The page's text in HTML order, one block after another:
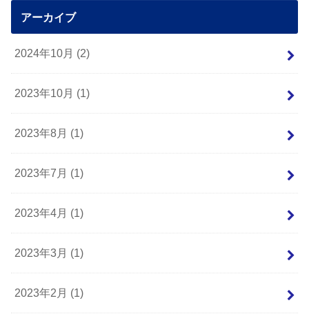
アーカイブ
2024年10月 (2)
2023年10月 (1)
2023年8月 (1)
2023年7月 (1)
2023年4月 (1)
2023年3月 (1)
2023年2月 (1)